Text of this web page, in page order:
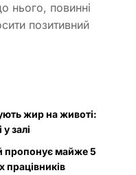
нього, повинні
позитивний
жир на животі:
залі
пропонує майже 5
працівників